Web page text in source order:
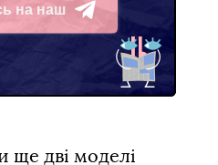
на наш
ще дві моделі